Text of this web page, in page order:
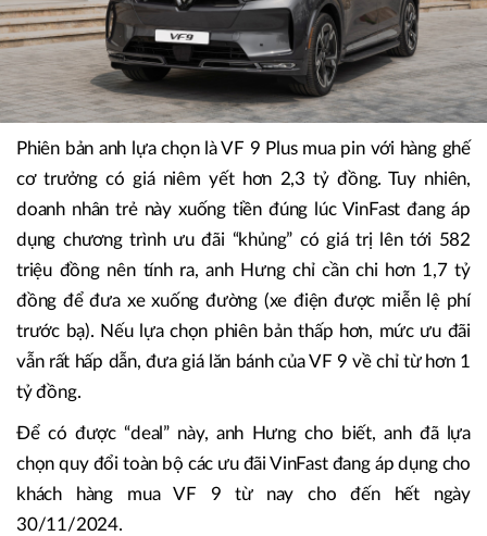
Phiên bản anh lựa chọn là VF 9 Plus mua pin với hàng ghế
cơ trưởng có giá niêm yết hơn 2,3 tỷ đồng. Tuy nhiên,
doanh nhân trẻ này xuống tiền đúng lúc VinFast đang áp
dụng chương trình ưu đãi “khủng” có giá trị lên tới 582
triệu đồng nên tính ra, anh Hưng chỉ cần chi hơn 1,7 tỷ
đồng để đưa xe xuống đường (xe điện được miễn lệ phí
trước bạ). Nếu lựa chọn phiên bản thấp hơn, mức ưu đãi
vẫn rất hấp dẫn, đưa giá lăn bánh của VF 9 về chỉ từ hơn 1
tỷ đồng.
Để có được “deal” này, anh Hưng cho biết, anh đã lựa
chọn quy đổi toàn bộ các ưu đãi VinFast đang áp dụng cho
khách hàng mua VF 9 từ nay cho đến hết ngày
30/11/2024.